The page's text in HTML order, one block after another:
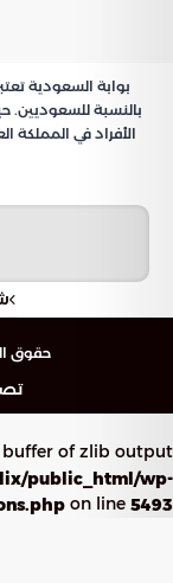
فريدة التنافس
السعودية” لتعزيز
الجميع دون الحاجة
خطوات
للاستفادة من هذه
الخطوات التالية:
الولوج إلى
الانتقال إلى
تحديد “قطاع
الدخول على